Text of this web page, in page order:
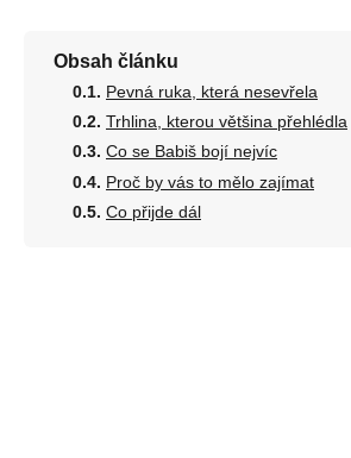
Obsah článku
Pevná ruka, která nesevřela
Trhlina, kterou většina přehlédla
Co se Babiš bojí nejvíc
Proč by vás to mělo zajímat
Co přijde dál